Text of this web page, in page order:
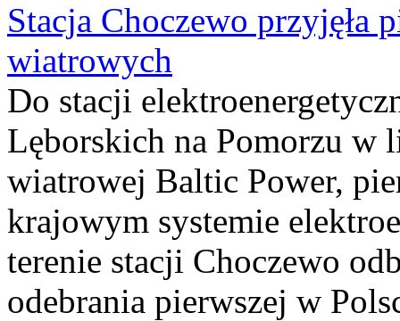
Stacja Choczewo przyjęła
wiatrowych
Do stacji
Lęborskich na Pomorzu w
wiatrowej Baltic Power,
krajowym systemie
terenie stacji Choczewo
odebrania pierwszej w